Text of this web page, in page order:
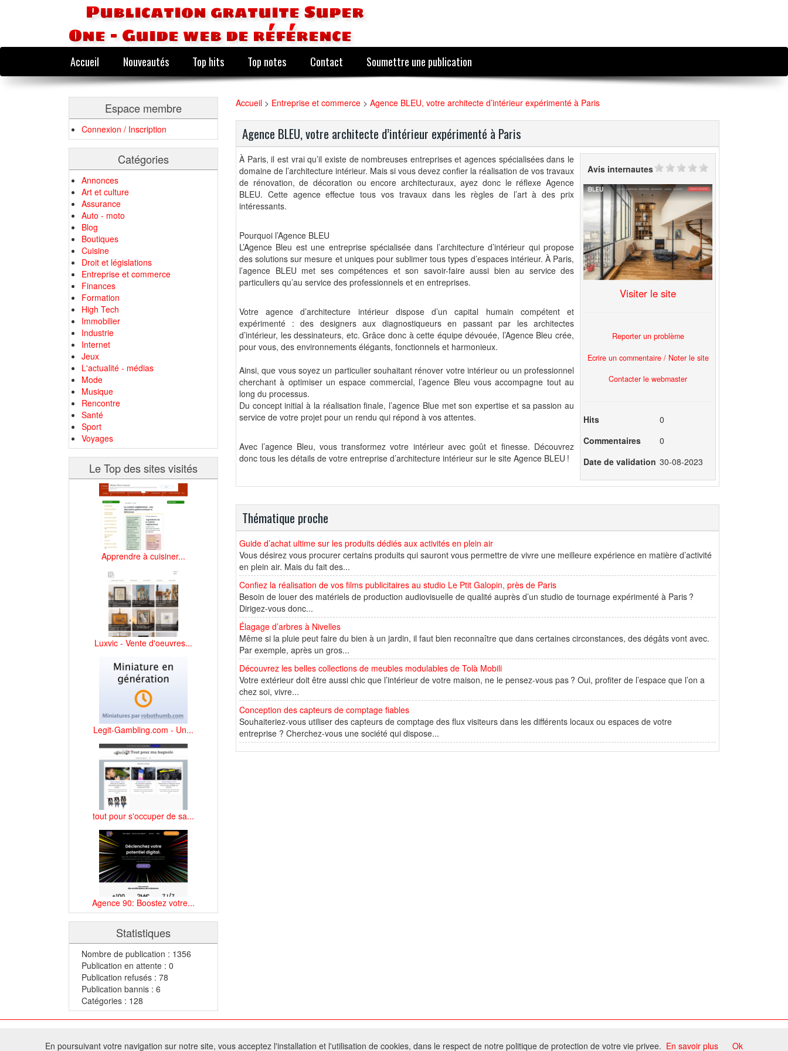
Publication gratuite Super
One - Guide web de référence
Accueil Nouveautés Top hits Top notes Contact Soumettre une publication
Espace membre
Connexion / Inscription
Catégories
Annonces
Art et culture
Assurance
Auto - moto
Blog
Boutiques
Cuisine
Droit et législations
Entreprise et commerce
Finances
Formation
High Tech
Immobilier
Industrie
Internet
Jeux
L'actualité - médias
Mode
Musique
Rencontre
Santé
Sport
Voyages
Le Top des sites visités
Apprendre à cuisiner...
Luxvic - Vente d'oeuvres...
Legit-Gambling.com - Un...
tout pour s'occuper de sa...
Agence 90: Boostez votre...
Statistiques
Nombre de publication : 1356
Publication en attente : 0
Publication refusés : 78
Publication bannis : 6
Catégories : 128
Accueil > Entreprise et commerce > Agence BLEU, votre architecte d’intérieur expérimenté à Paris
Agence BLEU, votre architecte d’intérieur expérimenté à Paris
À Paris, il est vrai qu’il existe de nombreuses entreprises et agences spécialisées dans le
domaine de l’architecture intérieur. Mais si vous devez confier la réalisation de vos travaux
de rénovation, de décoration ou encore architecturaux, ayez donc le réflexe Agence
BLEU. Cette agence effectue tous vos travaux dans les règles de l’art à des prix
intéressants.
Pourquoi l’Agence BLEU
L’Agence Bleu est une entreprise spécialisée dans l’architecture d’intérieur qui propose
des solutions sur mesure et uniques pour sublimer tous types d’espaces intérieur. À Paris,
l’agence BLEU met ses compétences et son savoir-faire aussi bien au service des
particuliers qu’au service des professionnels et en entreprises.
Votre agence d’architecture intérieur dispose d’un capital humain compétent et
expérimenté : des designers aux diagnostiqueurs en passant par les architectes
d’intérieur, les dessinateurs, etc. Grâce donc à cette équipe dévouée, l’Agence Bleu crée,
pour vous, des environnements élégants, fonctionnels et harmonieux.
Ainsi, que vous soyez un particulier souhaitant rénover votre intérieur ou un professionnel
cherchant à optimiser un espace commercial, l’agence Bleu vous accompagne tout au
long du processus.
Du concept initial à la réalisation finale, l’agence Blue met son expertise et sa passion au
service de votre projet pour un rendu qui répond à vos attentes.
Avec l’agence Bleu, vous transformez votre intérieur avec goût et finesse. Découvrez
donc tous les détails de votre entreprise d’architecture intérieur sur le site Agence BLEU !
Avis internautes
Visiter le site
Reporter un problème
Ecrire un commentaire / Noter le site
Contacter le webmaster
Hits
0
Commentaires
0
Date de validation 30-08-2023
Thématique proche
Guide d’achat ultime sur les produits dédiés aux activités en plein air
Vous désirez vous procurer certains produits qui sauront vous permettre de vivre une meilleure expérience en matière d’activité
en plein air. Mais du fait des...
Confiez la réalisation de vos films publicitaires au studio Le Ptit Galopin, près de Paris
Besoin de louer des matériels de production audiovisuelle de qualité auprès d’un studio de tournage expérimenté à Paris ?
Dirigez-vous donc...
Élagage d’arbres à Nivelles
Même si la pluie peut faire du bien à un jardin, il faut bien reconnaître que dans certaines circonstances, des dégâts vont avec.
Par exemple, après un gros...
Découvrez les belles collections de meubles modulables de Tolà Mobili
Votre extérieur doit être aussi chic que l’intérieur de votre maison, ne le pensez-vous pas ? Oui, profiter de l’espace que l’on a
chez soi, vivre...
Conception des capteurs de comptage fiables
Souhaiteriez-vous utiliser des capteurs de comptage des flux visiteurs dans les différents locaux ou espaces de votre
entreprise ? Cherchez-vous une société qui dispose...
Tous droits réservés - Toute reproduction du contenu de ce site, même partielle, est interdite sans accord du propriétaire.
En poursuivant votre navigation sur notre site, vous acceptez l'installation et l'utilisation de cookies, dans le respect de notre politique de protection de votre vie privee. En savoir plus Ok